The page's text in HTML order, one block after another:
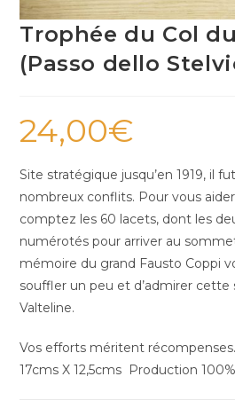
Trophée du Col
(Passo dello
24,00€
Site stratégique jusqu’en 1919, il
nombreux conflits. Pour vous
comptez les 60 lacets, dont les
numérotés pour arriver au
mémoire du grand Fausto Coppi
souffler un peu et d’admirer cette
Valteline.
Vos efforts méritent récompenses.
17cms X 12,5cms Production